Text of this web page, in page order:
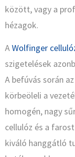
között, vagy a
hézagok.
AWolfinger
szigetelések
A befúvás során
körbeöleli a
homogén, nagy
cellulóz és a
kiváló hanggátló